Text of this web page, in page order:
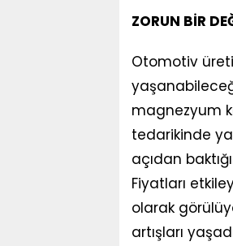
ZORUN BİR
Otomotiv
magnezyum
tedarikinde
açıdan
Fiyatları
olarak
artışları